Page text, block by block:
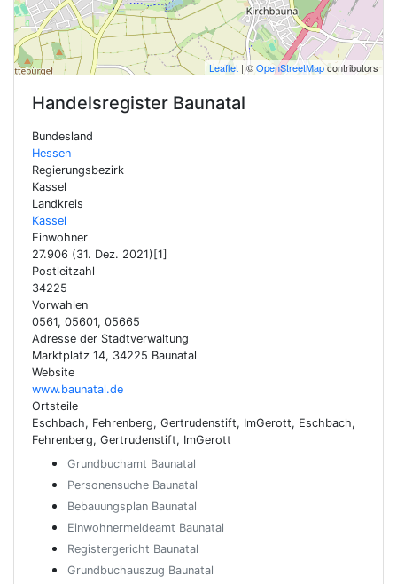
Leaflet | ©OpenStreetMapcontributors
Handelsregister Baunatal
Bundesland
Hessen
Regierungsbezirk
Kassel
Landkreis
Kassel
Einwohner
27.906 (31. Dez. 2021)[1]
Postleitzahl
34225
Vorwahlen
0561, 05601, 05665
Adresse der Stadtverwaltung
Marktplatz 14, 34225 Baunatal
Website
www.baunatal.de
Ortsteile
Eschbach, Fehrenberg, Gertrudenstift, ImGerott, Eschbach,
Fehrenberg, Gertrudenstift, ImGerott
Grundbuchamt Baunatal
Personensuche Baunatal
Bebauungsplan Baunatal
Einwohnermeldeamt Baunatal
Registergericht Baunatal
Grundbuchauszug Baunatal